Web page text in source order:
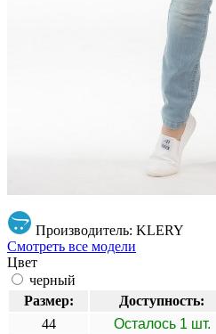
Производитель: KLERY
Смотреть все модели
Цвет
черный
Размер:
Доступность:
44
Осталось 1 шт.